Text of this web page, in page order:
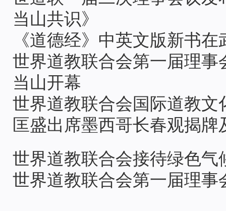
当山共识》
《道德经》中英文版新书
世界道教联合会第一届理
当山开幕
世界道教联合会国际道教文
匡盛出席墨西哥长春观揭
世界道教联合会接待绿色气
世界道教联合会第一届理事